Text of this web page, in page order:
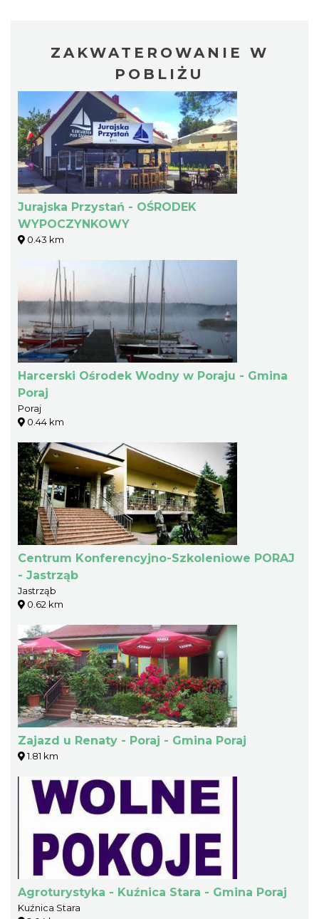
ZAKWATEROWANIE W
POBLIŻU
Jurajska Przystań - OŚRODEK
WYPOCZYNKOWY
0.43 km
Harcerski Ośrodek Wodny w Poraju - Gmina
Poraj
Poraj
0.44 km
Centrum Konferencyjno-Szkoleniowe PORAJ
- Jastrząb
Jastrząb
0.62 km
Zajazd u Renaty - Poraj - Gmina Poraj
1.81 km
Agroturystyka - Kuźnica Stara - Gmina Poraj
Kuźnica Stara